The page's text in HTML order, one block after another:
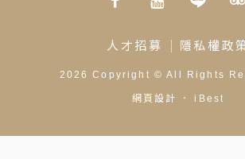
人才招募 隱私權政
2026 Copyright © All Rights
網頁設計 ． iBest